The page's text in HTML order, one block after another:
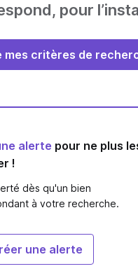
pour
mes critères de
alerte pour ne plus
!
dès qu'un bien
à votre recherche.
une alerte